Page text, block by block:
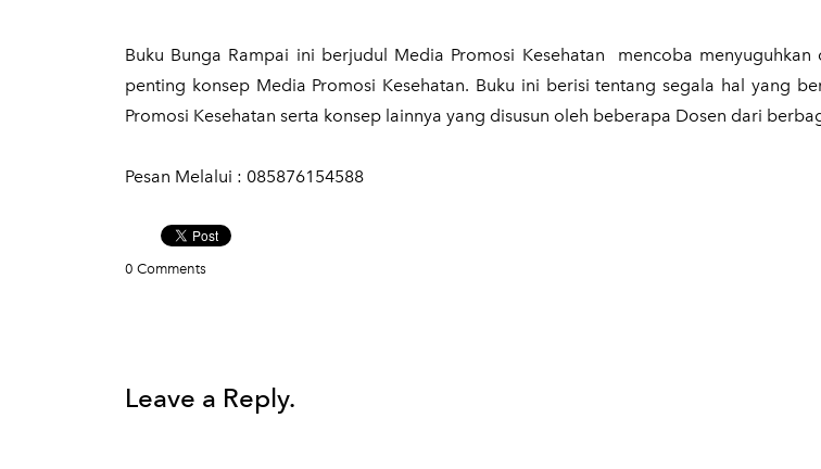
Buku Bunga Rampai ini berjudul Media Promosi Kesehatan mencoba
penting konsep Media Promosi Kesehatan. Buku ini berisi tentang segala hal yang
Promosi Kesehatan serta konsep lainnya yang disusun oleh beberapa Dosen dari
Pesan Melalui : 085876154588
0 Comments
Leave a Reply.